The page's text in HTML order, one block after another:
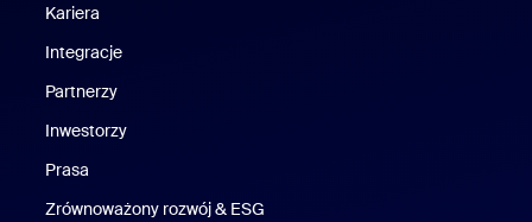
Kariera
Integracje
Partnerzy
Inwestorzy
Prasa
Zrównoważony rozwój & ESG